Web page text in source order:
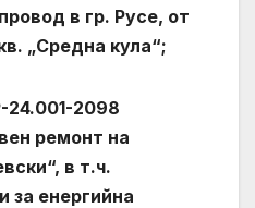
в гр. Русе, от
„Средна кула“;
2098
ремонт на
в т.ч.
за енергийна